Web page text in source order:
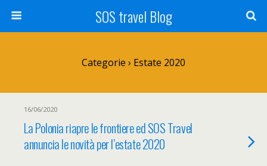
SOS travel Blog
Categorie › Estate 2020
16/06/2020
La Polonia riapre le frontiere ed SOS Travel
annuncia le novità per l’estate 2020